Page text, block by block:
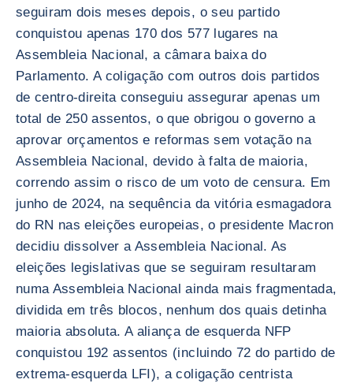
seguiram dois meses depois, o seu partido
conquistou apenas 170 dos 577 lugares na
Assembleia Nacional, a câmara baixa do
Parlamento. A coligação com outros dois partidos
de centro-direita conseguiu assegurar apenas um
total de 250 assentos, o que obrigou o governo a
aprovar orçamentos e reformas sem votação na
Assembleia Nacional, devido à falta de maioria,
correndo assim o risco de um voto de censura. Em
junho de 2024, na sequência da vitória esmagadora
do RN nas eleições europeias, o presidente Macron
decidiu dissolver a Assembleia Nacional. As
eleições legislativas que se seguiram resultaram
numa Assembleia Nacional ainda mais fragmentada,
dividida em três blocos, nenhum dos quais detinha
maioria absoluta. A aliança de esquerda NFP
conquistou 192 assentos (incluindo 72 do partido de
extrema-esquerda LFI), a coligação centrista